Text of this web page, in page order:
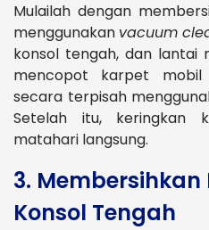
Mulailah dengan
menggunakan vacuum
konsol tengah, dan lantai
mencopot karpet mobil
secara terpisah
Setelah itu, keringkan
matahari langsung​​.
3.
Konsol Tengah